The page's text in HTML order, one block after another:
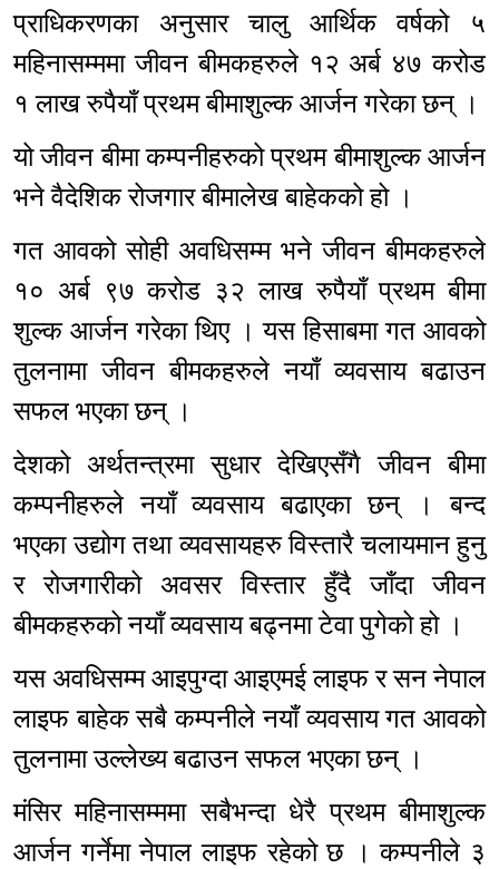
प्राधिकरणका अनुसार चालु आर्थिक वर्षको ५
महिनासम्ममा जीवन बीमकहरुले १२ अर्ब ४७ करोड
१ लाख रुपैयाँ प्रथम बीमाशुल्क आर्जन गरेका छन् ।
यो जीवन बीमा कम्पनीहरुको प्रथम बीमाशुल्क आर्जन
भने वैदेशिक रोजगार बीमालेख बाहेकको हो ।
गत आवको सोही अवधिसम्म भने जीवन बीमकहरुले
१० अर्ब ९७ करोड ३२ लाख रुपैयाँ प्रथम बीमा
शुल्क आर्जन गरेका थिए । यस हिसाबमा गत आवको
तुलनामा जीवन बीमकहरुले नयाँ व्यवसाय बढाउन
सफल भएका छन् ।
देशको अर्थतन्त्रमा सुधार देखिएसँगै जीवन बीमा
कम्पनीहरुले नयाँ व्यवसाय बढाएका छन् । बन्द
भएका उद्योग तथा व्यवसायहरु विस्तारै चलायमान हुनु
र रोजगारीको अवसर विस्तार हुँदै जाँदा जीवन
बीमकहरुको नयाँ व्यवसाय बढ्नमा टेवा पुगेको हो ।
यस अवधिसम्म आइपुग्दा आइएमई लाइफ र सन नेपाल
लाइफ बाहेक सबै कम्पनीले नयाँ व्यवसाय गत आवको
तुलनामा उल्लेख्य बढाउन सफल भएका छन् ।
मंसिर महिनासम्ममा सबैभन्दा धेरै प्रथम बीमाशुल्क
आर्जन गर्नेमा नेपाल लाइफ रहेको छ । कम्पनीले ३